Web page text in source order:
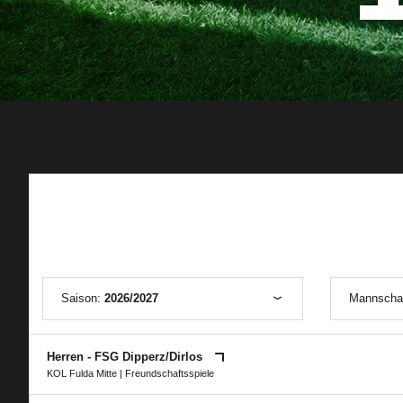
Saison: 2026/2027
Herren - FSG Dipperz/​Dirlos
KOL Fulda Mitte | Freundschaftsspiele